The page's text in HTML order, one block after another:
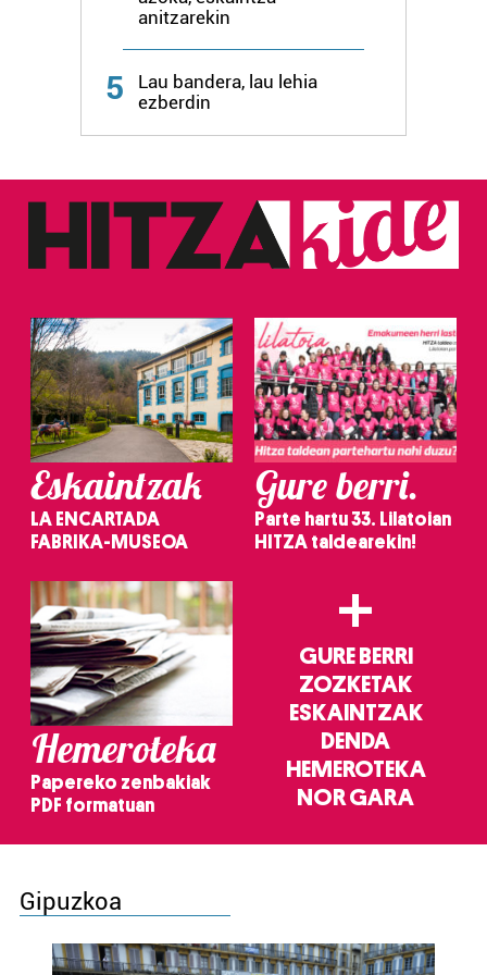
anitzarekin
5
Lau bandera, lau lehia
ezberdin
Eskaintzak
LA ENCARTADA
FABRIKA-MUSEOA
Gure berri.
Parte hartu 33. Lilatoian
HITZA taldearekin!
Hemeroteka
Papereko zenbakiak
PDF formatuan
+
GURE BERRI
ZOZKETAK
ESKAINTZAK
DENDA
HEMEROTEKA
NOR GARA
Gipuzkoa